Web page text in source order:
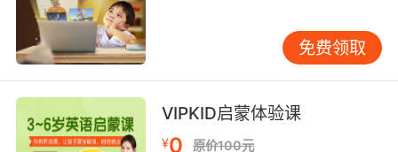
破口。 选定了主线教材之后，怎么用才是关键。
很多家长买了书就让孩子跟读，这其实走偏了。
启蒙阶段的教材使用顺序应该是：先听、再看、
后跟读。拿到一本新书，先让孩子听音频，可以
听两三遍，不要求跟读，只要求看着画面理解意
思。等孩子对内容熟悉了，再尝试小声跟读。整
免费领取
VIPKID启蒙体验课
¥0 原价100元